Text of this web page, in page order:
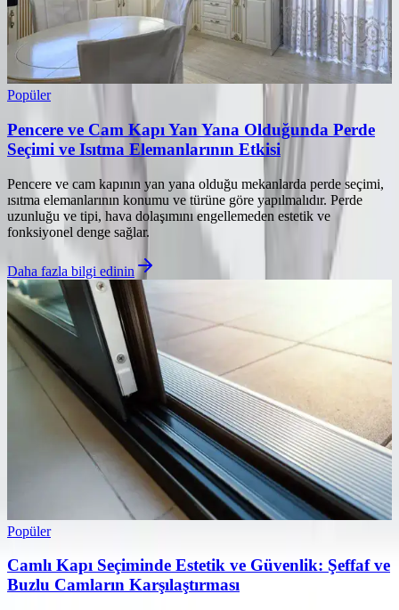
Popüler
Pencere ve Cam Kapı Yan Yana Olduğunda Perde
Seçimi ve Isıtma Elemanlarının Etkisi
Pencere ve cam kapının yan yana olduğu mekanlarda perde seçimi,
ısıtma elemanlarının konumu ve türüne göre yapılmalıdır. Perde
uzunluğu ve tipi, hava dolaşımını engellemeden estetik ve
fonksiyonel denge sağlar.
Daha fazla bilgi edinin
Popüler
Camlı Kapı Seçiminde Estetik ve Güvenlik: Şeffaf ve
Buzlu Camların Karşılaştırması